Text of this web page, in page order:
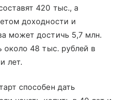
420 тыс., а
доходности и
может достичь 5,7 млн.
около 48 тыс. рублей в
лет.
способен дать